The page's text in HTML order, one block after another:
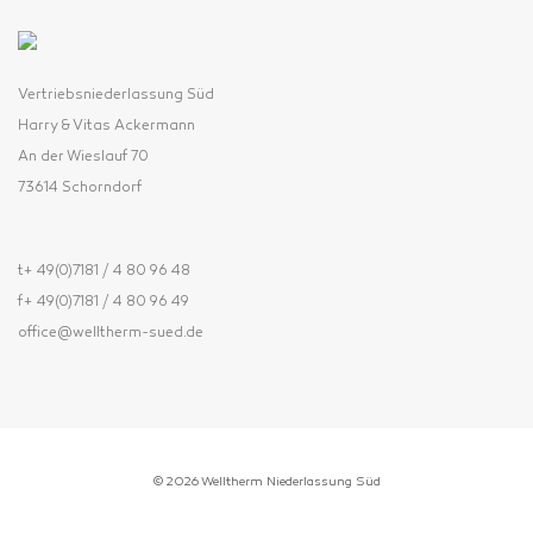
Vertriebsniederlassung Süd
Harry & Vitas Ackermann
An der Wieslauf 70
73614 Schorndorf
t+ 49(0)7181 / 4 80 96 48
f+ 49(0)7181 / 4 80 96 49
office@welltherm-sued.de
© 2026 Welltherm Niederlassung Süd